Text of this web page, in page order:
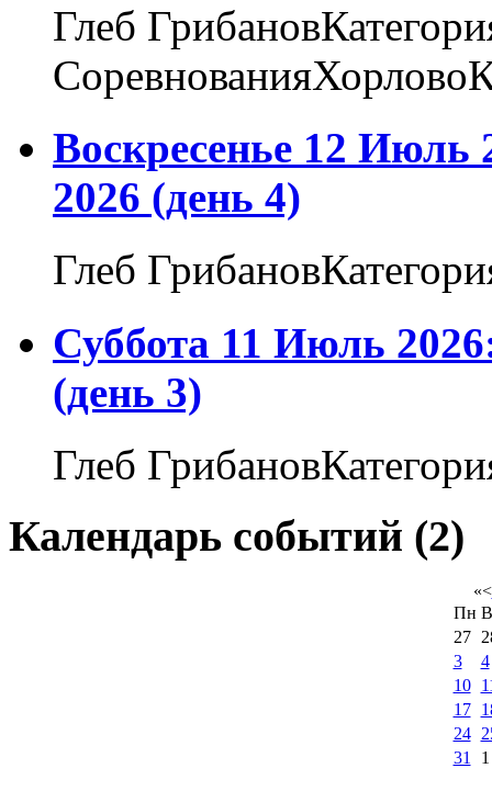
Глеб
Воскресенье 12 Июль
2026 (день 4)
Глеб
Суббота 11 Июль
(день 3)
Глеб
Календарь событий (2)
«<
Пн
27
3
4
10
17
24
31
1